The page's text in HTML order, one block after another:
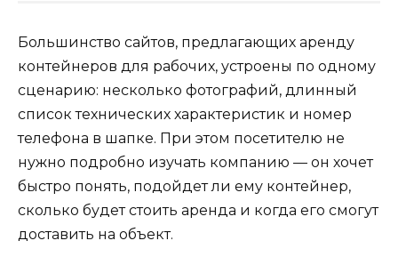
Большинство сайтов, предлагающих аренду
контейнеров для рабочих, устроены по одному
сценарию: несколько фотографий, длинный
список технических характеристик и номер
телефона в шапке. При этом посетителю не
нужно подробно изучать компанию — он хочет
быстро понять, подойдет ли ему контейнер,
сколько будет стоить аренда и когда его смогут
доставить на объект.